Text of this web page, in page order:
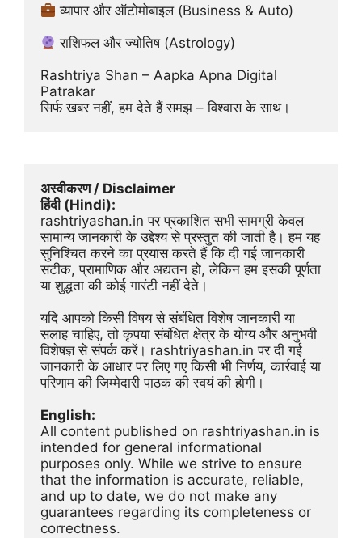
व्यापार और ऑटोमोबाइल (Business & Auto)
राशिफल और ज्योतिष (Astrology)
Rashtriya Shan – Aapka Apna Digital
Patrakar
सिर्फ खबर नहीं, हम देते हैं समझ – विश्वास के साथ।
अस्वीकरण / Disclaimer
हिंदी (Hindi):
rashtriyashan.in पर प्रकाशित सभी सामग्री केवल
सामान्य जानकारी के उद्देश्य से प्रस्तुत की जाती है। हम यह
सुनिश्चित करने का प्रयास करते हैं कि दी गई जानकारी
सटीक, प्रामाणिक और अद्यतन हो, लेकिन हम इसकी पूर्णता
या शुद्धता की कोई गारंटी नहीं देते।
यदि आपको किसी विषय से संबंधित विशेष जानकारी या
सलाह चाहिए, तो कृपया संबंधित क्षेत्र के योग्य और अनुभवी
विशेषज्ञ से संपर्क करें। rashtriyashan.in पर दी गई
जानकारी के आधार पर लिए गए किसी भी निर्णय, कार्रवाई या
परिणाम की जिम्मेदारी पाठक की स्वयं की होगी।
English:
All content published on rashtriyashan.in is
intended for general informational
purposes only. While we strive to ensure
that the information is accurate, reliable,
and up to date, we do not make any
guarantees regarding its completeness or
correctness.